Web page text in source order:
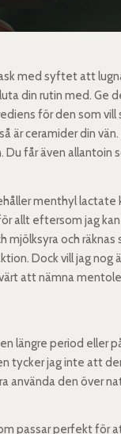
med syftet att
din rutin med. Ge
för den som vill
är ceramider din
får även allantoin
menthyl
allt eftersom jag
och
Dock vill jag nog
att nämna
längre period eller
tycker jag inte att
använda den över
passar perfekt för